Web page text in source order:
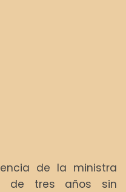
de la ministra
de tres años sin